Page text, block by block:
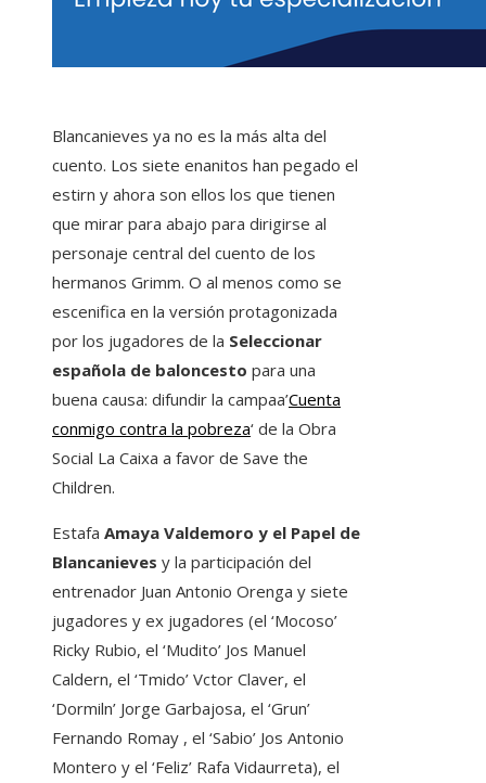
Blancanieves ya no es la más alta del
cuento. Los siete enanitos han pegado el
estirn y ahora son ellos los que tienen
que mirar para abajo para dirigirse al
personaje central del cuento de los
hermanos Grimm. O al menos como se
escenifica en la versión protagonizada
por los jugadores de la Seleccionar
española de baloncesto para una
buena causa: difundir la campaa’Cuenta
conmigo contra la pobreza‘ de la Obra
Social La Caixa a favor de Save the
Children.
Estafa Amaya Valdemoro y el Papel de
Blancanieves y la participación del
entrenador Juan Antonio Orenga y siete
jugadores y ex jugadores (el ‘Mocoso’
Ricky Rubio, el ‘Mudito’ Jos Manuel
Caldern, el ‘Tmido’ Vctor Claver, el
‘Dormiln’ Jorge Garbajosa, el ‘Grun’
Fernando Romay , el ‘Sabio’ Jos Antonio
Montero y el ‘Feliz’ Rafa Vidaurreta), el